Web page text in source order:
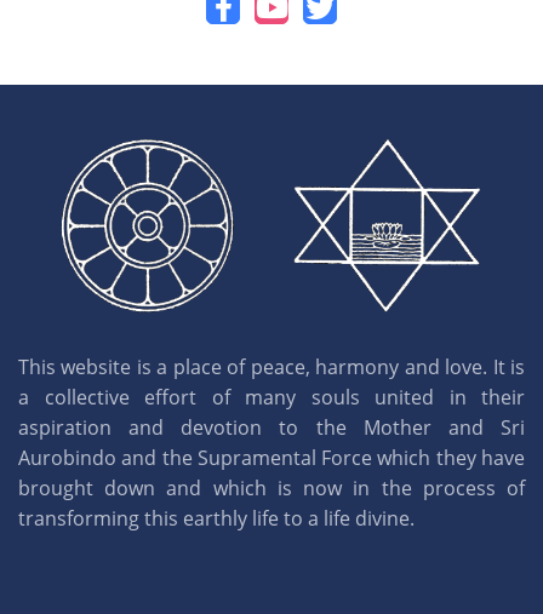
This website is a place of peace, harmony and love. It is
a collective effort of many souls united in their
aspiration and devotion to the Mother and Sri
Aurobindo and the Supramental Force which they have
brought down and which is now in the process of
transforming this earthly life to a life divine.